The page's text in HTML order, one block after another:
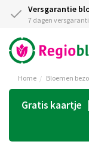
Versgarantie
7 dagen
Home Bloemen
Gratis kaartje